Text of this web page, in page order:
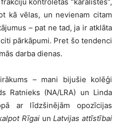
kā vēlas, un nevienam citam
– pat ne tad, ja ir atklāta
pārkāpumi. Pret šo tendenci
darba dienas.
– mani bijušie kolēģi
Ratnieks (NA/LRA) un Linda
ar līdzšinējām opozīcijas
RīgaiunLatvijas attīstībai